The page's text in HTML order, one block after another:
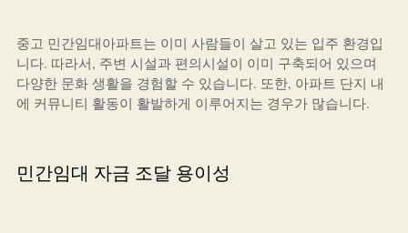
중고 민간임대아파트는 이미 사람들이 살고 있는 입주 환경입
니다. 따라서, 주변 시설과 편의시설이 이미 구축되어 있으며
다양한 문화 생활을 경험할 수 있습니다. 또한, 아파트 단지 내
에 커뮤니티 활동이 활발하게 이루어지는 경우가 많습니다.
민간임대 자금 조달 용이성